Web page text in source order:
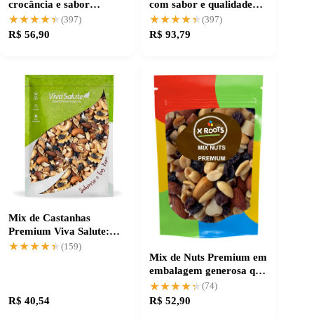
crocância e sabor
variados 500g
★★★★★
★★★★★ (397)
R$ 56,90
com sabor e qualidade
garantidos
★★★★★
★★★★★(397)
R$ 93,79
Mix de Castanhas
Premium Viva Salute:
sabor e crocância
★★★★★
★★★★★ (159)
R$ 40,54
Mix de Nuts Premium em
embalagem generosa que
garante qualidade
★★★★★
★★★★★(74)
R$ 52,90